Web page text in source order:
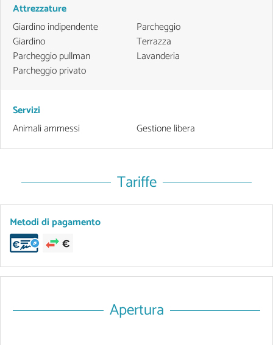
Attrezzature
Giardino indipendente
Giardino
Parcheggio pullman
Parcheggio privato
Parcheggio
Terrazza
Lavanderia
Servizi
Animali ammessi
Gestione libera
Tariffe
Metodi di pagamento
Apertura